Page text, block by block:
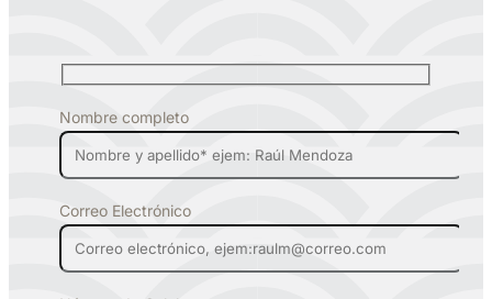
Nombre completo
Correo Electrónico